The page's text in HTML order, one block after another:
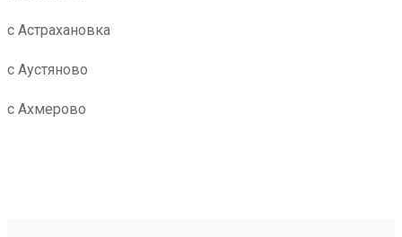
с Астрахановка
с Аустяново
с Ахмерово